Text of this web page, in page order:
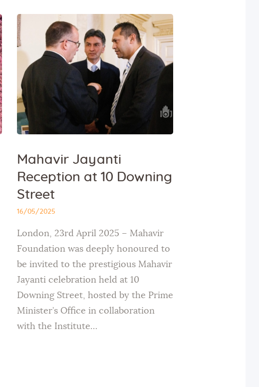
Mahavir Jayanti
Reception at 10 Downing
Street
16/05/2025
London, 23rd April 2025 – Mahavir
Foundation was deeply honoured to
be invited to the prestigious Mahavir
Jayanti celebration held at 10
Downing Street, hosted by the Prime
Minister’s Office in collaboration
with the Institute…